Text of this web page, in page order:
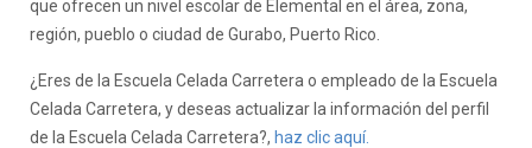
que ofrecen un nivel escolar de Elemental en el área, zona,
región, pueblo o ciudad de Gurabo, Puerto Rico.
¿Eres de la Escuela Celada Carretera o empleado de la Escuela
Celada Carretera, y deseas actualizar la información del perfil
de la Escuela Celada Carretera?, haz clic aquí.